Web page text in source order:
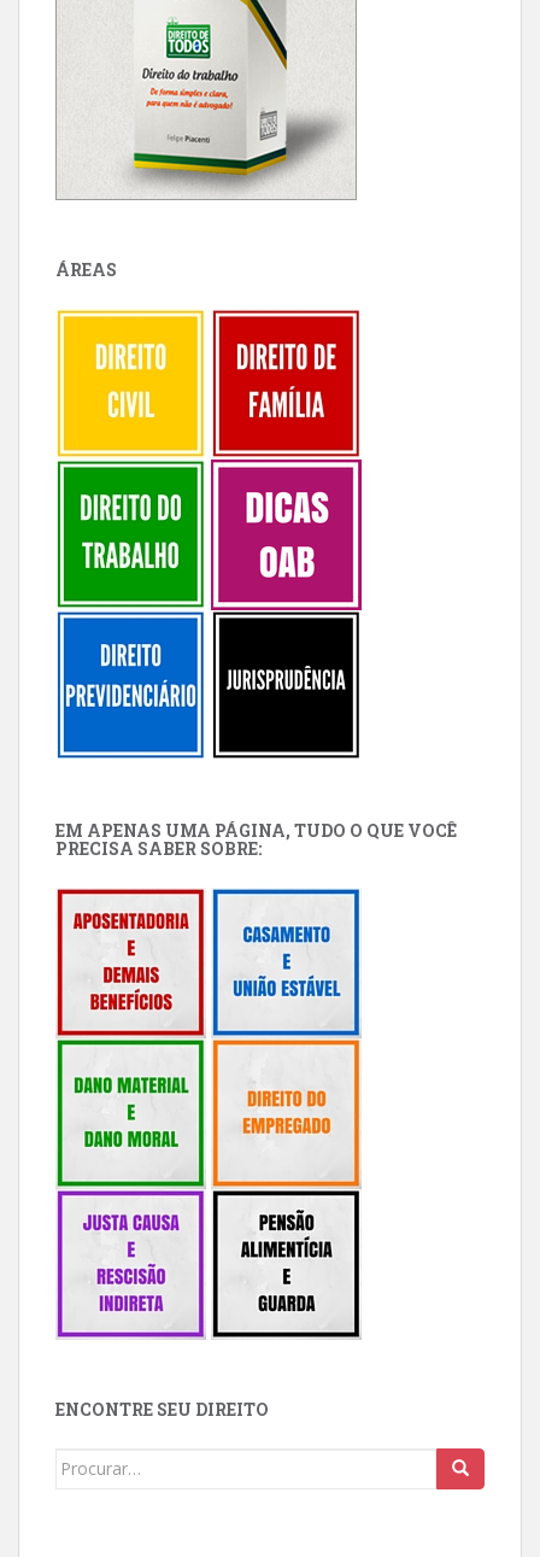
ÁREAS
EM APENAS UMA PÁGINA, TUDO O QUE VOCÊ
PRECISA SABER SOBRE:
ENCONTRE SEU DIREITO
Buscar: